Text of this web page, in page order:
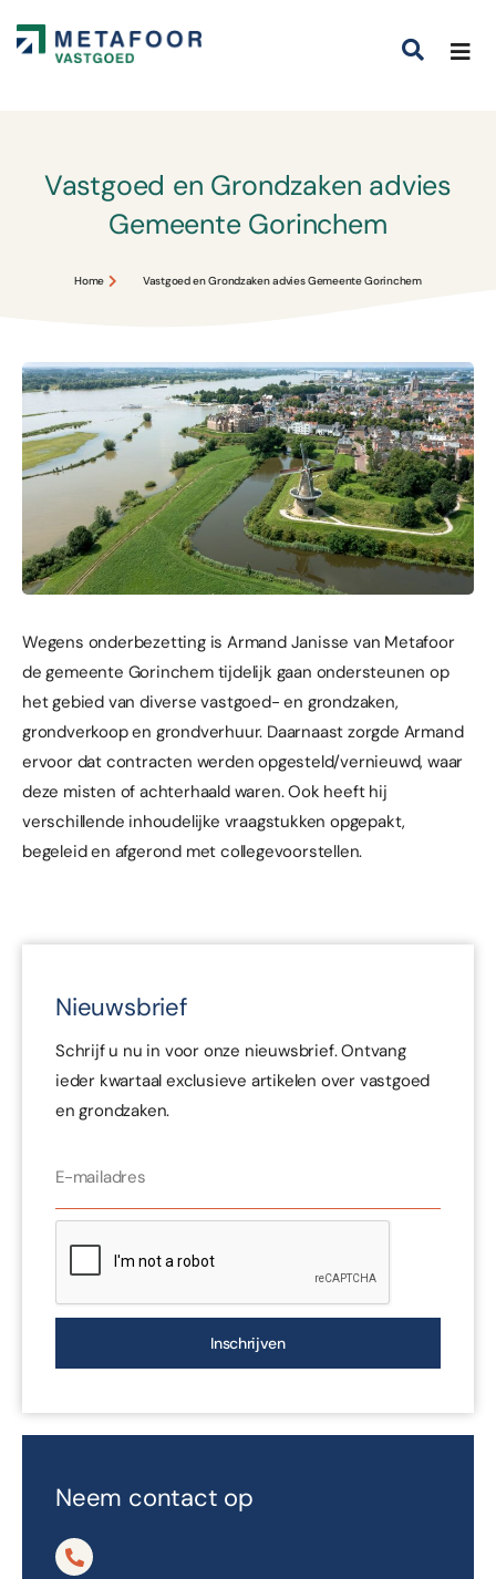
Vastgoed en Grondzaken advies
Gemeente Gorinchem
Home Vastgoed en Grondzaken advies Gemeente Gorinchem
Wegens onderbezetting is Armand Janisse van Metafoor
de gemeente Gorinchem tijdelijk gaan ondersteunen op
het gebied van diverse vastgoed- en grondzaken,
grondverkoop en grondverhuur. Daarnaast zorgde Armand
ervoor dat contracten werden opgesteld/vernieuwd, waar
deze misten of achterhaald waren. Ook heeft hij
verschillende inhoudelijke vraagstukken opgepakt,
begeleid en afgerond met collegevoorstellen.
Nieuwsbrief
Schrijf u nu in voor onze nieuwsbrief. Ontvang
ieder kwartaal exclusieve artikelen over vastgoed
en grondzaken.
Inschrijven
Neem contact op